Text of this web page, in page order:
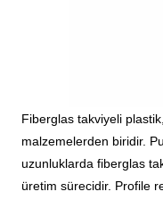
Fiberglas takviyeli
malzemelerden biridir.
uzunluklarda fiberglas
üretim sürecidir. Profile